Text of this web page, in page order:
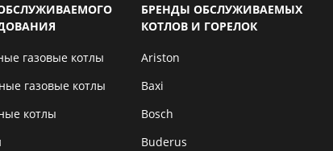
газовые котлы
газовые котлы
котлы
БРЕНДЫ ОБСЛУЖИВАЕМЫХ
КОТЛОВ И ГОРЕЛОК
Ariston
Baxi
Bosch
Buderus